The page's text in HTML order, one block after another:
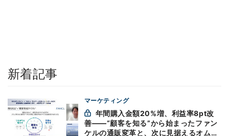
新着記事
マーケティング
善——“顧客を知る”から始まったファン
ケルの通販変革と、次に見据えるオムニ